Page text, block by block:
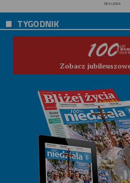
REKLAMA
TYGODNIK
Zobacz